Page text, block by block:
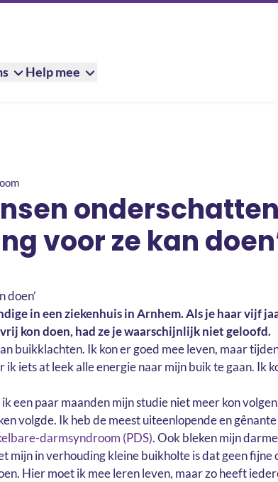
Help mee
vaak wat voeding voor ze kan doen’
voor ze kan
in een ziekenhuis in Arnhem. Als je haar vijf
kon doen, had ze je waarschijnlijk niet geloofd.
buikklachten. Ik kon er goed mee leven, maar
ik iets at leek alle energie naar mijn buik te gaan. Ik
een paar maanden mijn studie niet meer kon
volgde. Ik heb de meest uiteenlopende en
darmsyndroom (PDS). Ook bleken mijn
mijn in verhouding kleine buikholte is dat geen fijne
Hier moet ik mee leren leven, maar zo heeft